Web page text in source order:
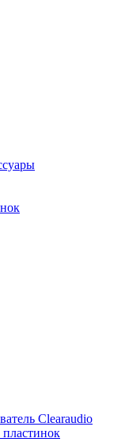
Clearaudio